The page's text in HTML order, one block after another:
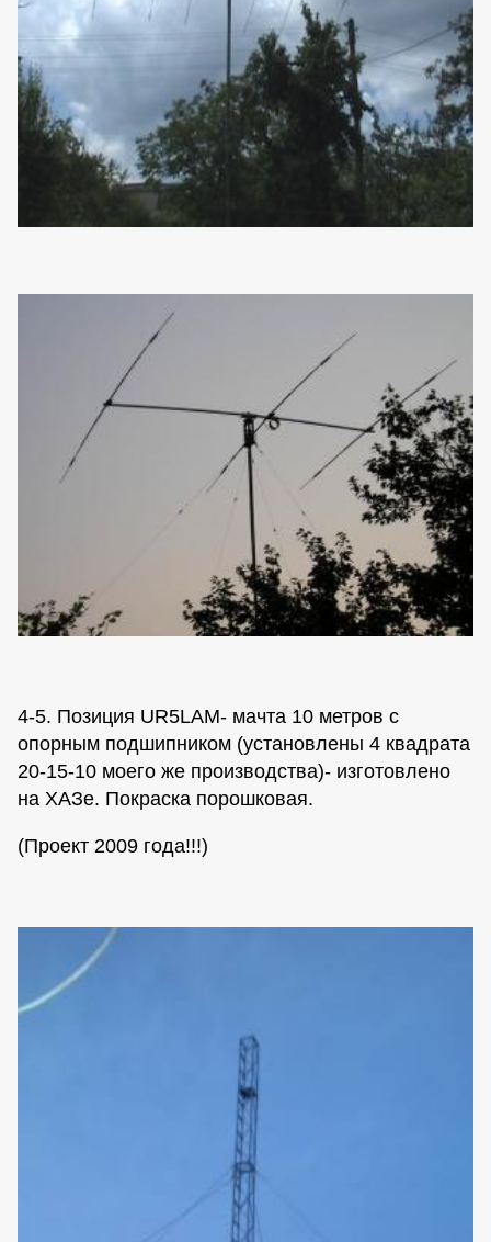
4-5. Позиция UR5LAM- мачта 10 метров с
опорным подшипником (установлены 4 квадрата
20-15-10 моего же производства)- изготовлено
на ХАЗе. Покраска порошковая.
(Проект 2009 года!!!)